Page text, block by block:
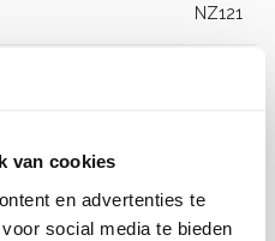
van cookies
en advertenties te
social media te bieden
NZ121